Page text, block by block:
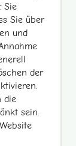
Sie
Sie über
und
der
die
sein.